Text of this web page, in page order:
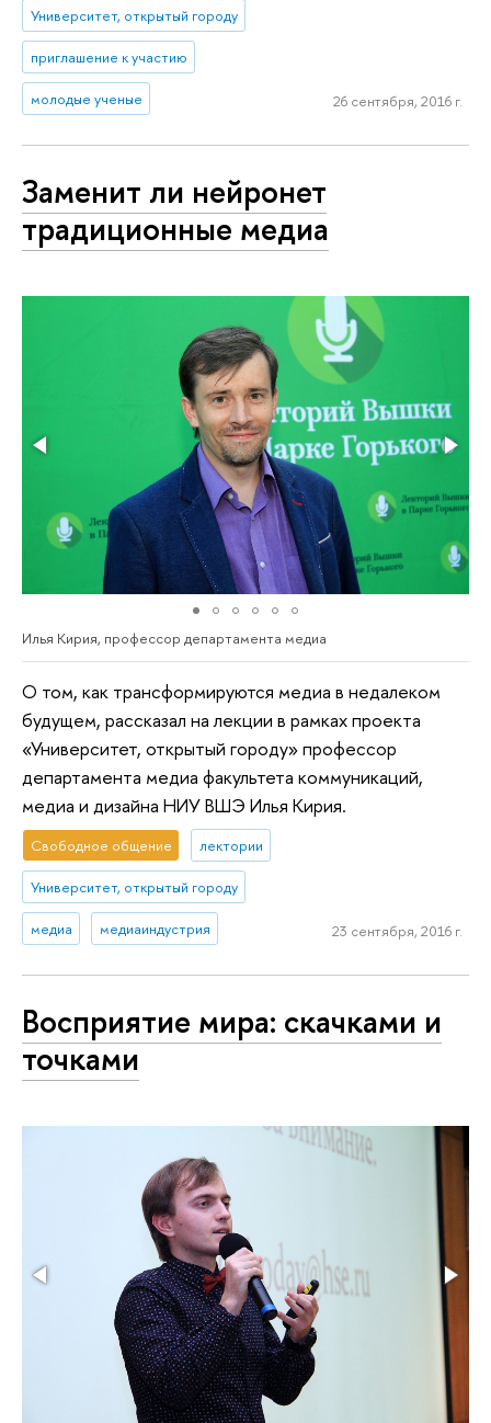
Университет, открытый городу
приглашение к участию
молодые ученые 26 сентября, 2016 г.
Заменит ли нейронет
традиционные медиа
Илья Кирия, профессор департамента медиа
О том, как трансформируются медиа в недалеком
будущем, рассказал на лекции в рамках проекта
«Университет, открытый городу» профессор
департамента медиа факультета коммуникаций,
медиа и дизайна НИУ ВШЭ Илья Кирия.
Свободное общение лектории
Университет, открытый городу
медиа медиаиндустрия 23 сентября, 2016 г.
Восприятие мира: скачками и
точками